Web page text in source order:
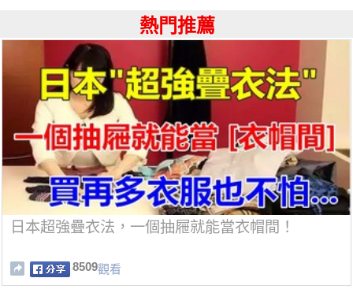
熱門推薦
日本超強疊衣法，一個抽屜就能當衣帽間！
8509觀看